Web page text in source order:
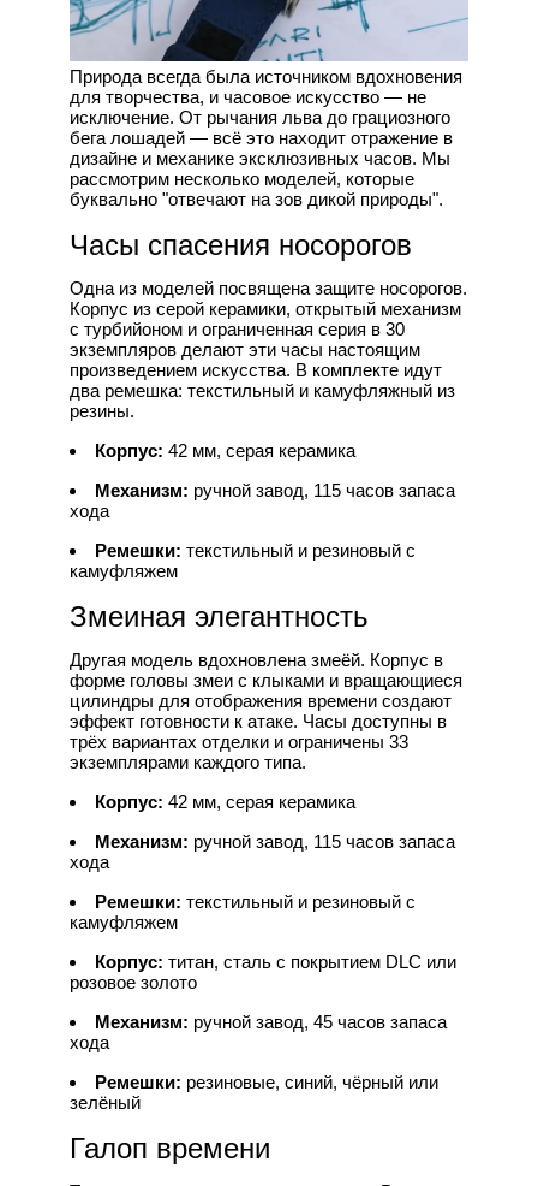
Природа всегда была источником вдохновения
для творчества, и часовое искусство — не
исключение. От рычания льва до грациозного
бега лошадей — всё это находит отражение в
дизайне и механике эксклюзивных часов. Мы
рассмотрим несколько моделей, которые
буквально "отвечают на зов дикой природы".
Часы спасения носорогов
Одна из моделей посвящена защите носорогов.
Корпус из серой керамики, открытый механизм
с турбийоном и ограниченная серия в 30
экземпляров делают эти часы настоящим
произведением искусства. В комплекте идут
два ремешка: текстильный и камуфляжный из
резины.
Корпус: 42 мм, серая керамика
Механизм: ручной завод, 115 часов запаса
хода
Ремешки: текстильный и резиновый с
камуфляжем
Змеиная элегантность
Другая модель вдохновлена змеёй. Корпус в
форме головы змеи с клыками и вращающиеся
цилиндры для отображения времени создают
эффект готовности к атаке. Часы доступны в
трёх вариантах отделки и ограничены 33
экземплярами каждого типа.
Корпус: 42 мм, серая керамика
Механизм: ручной завод, 115 часов запаса
хода
Ремешки: текстильный и резиновый с
камуфляжем
Корпус: титан, сталь с покрытием DLC или
розовое золото
Механизм: ручной завод, 45 часов запаса
хода
Ремешки: резиновые, синий, чёрный или
зелёный
Галоп времени